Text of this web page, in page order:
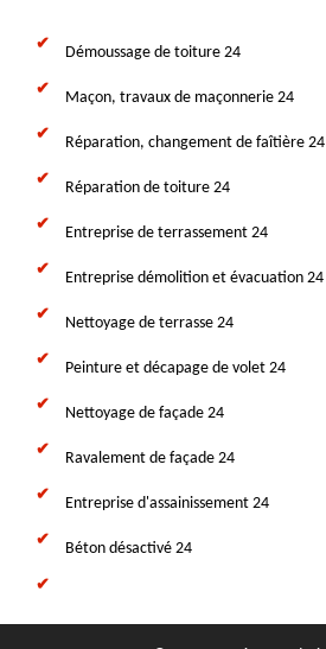
Démoussage de toiture 24
Maçon, travaux de maçonnerie 24
Réparation, changement de faîtière 24
Réparation de toiture 24
Entreprise de terrassement 24
Entreprise démolition et évacuation 24
Nettoyage de terrasse 24
Peinture et décapage de volet 24
Nettoyage de façade 24
Ravalement de façade 24
Entreprise d'assainissement 24
Béton désactivé 24